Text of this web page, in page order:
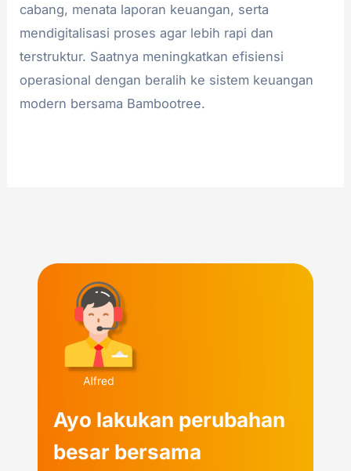
cabang, menata laporan keuangan, serta
mendigitalisasi proses agar lebih rapi dan
terstruktur. Saatnya meningkatkan efisiensi
operasional dengan beralih ke sistem keuangan
modern bersama Bambootree.
Ayo lakukan perubahan
besar bersama